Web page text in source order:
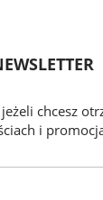
chcesz
i